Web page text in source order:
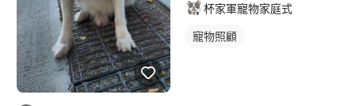
杯家軍寵物家庭式
寵物照顧